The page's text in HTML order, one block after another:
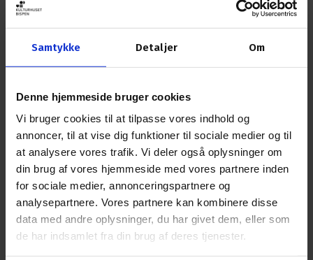
Samtykke Detaljer Om
Denne hjemmeside bruger cookies
Vi bruger cookies til at tilpasse vores indhold og
annoncer, til at vise dig funktioner til sociale medier og til
at analysere vores trafik. Vi deler også oplysninger om
din brug af vores hjemmeside med vores partnere inden
for sociale medier, annonceringspartnere og
analysepartnere. Vores partnere kan kombinere disse
data med andre oplysninger, du har givet dem, eller som
de har indsamlet fra din brug af deres tjenester.
Indlægsfeed
Kommentarfeed
Nyhedsbrev
Tilmeld dig Bispens nyhedsbrev og få nyheder om
arrangementer direkte i din postkasse.
EMAIL ADRESSE
Åbningstider